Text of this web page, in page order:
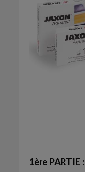
1ère PARTIE